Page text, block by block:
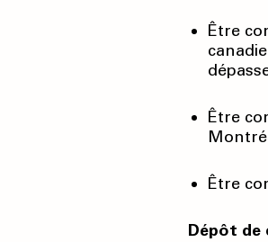
Être
Être
Être
Dépôt de